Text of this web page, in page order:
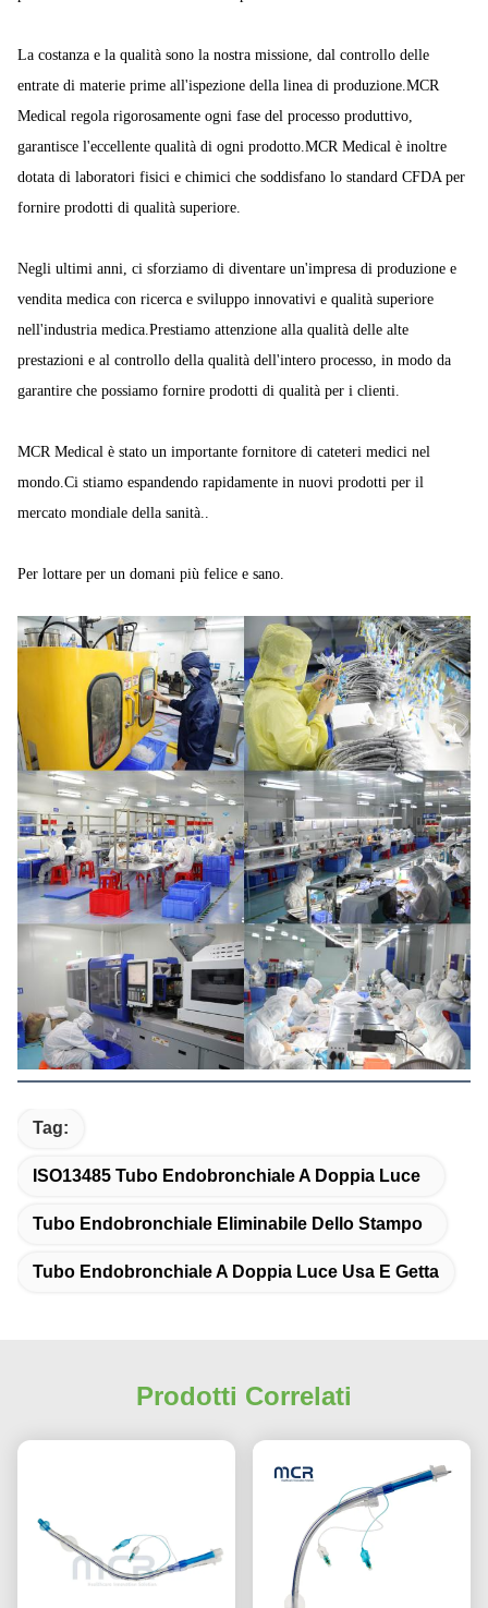
La costanza e la qualità sono la nostra missione, dal controllo delle
entrate di materie prime all'ispezione della linea di produzione.MCR
Medical regola rigorosamente ogni fase del processo produttivo,
garantisce l'eccellente qualità di ogni prodotto.MCR Medical è inoltre
dotata di laboratori fisici e chimici che soddisfano lo standard CFDA per
fornire prodotti di qualità superiore.
Negli ultimi anni, ci sforziamo di diventare un'impresa di produzione e
vendita medica con ricerca e sviluppo innovativi e qualità superiore
nell'industria medica.Prestiamo attenzione alla qualità delle alte
prestazioni e al controllo della qualità dell'intero processo, in modo da
garantire che possiamo fornire prodotti di qualità per i clienti.
MCR Medical è stato un importante fornitore di cateteri medici nel
mondo.Ci stiamo espandendo rapidamente in nuovi prodotti per il
mercato mondiale della sanità..
Per lottare per un domani più felice e sano.
Tag:
ISO13485 Tubo Endobronchiale A Doppia Luce
Tubo Endobronchiale Eliminabile Dello Stampo
Tubo Endobronchiale A Doppia Luce Usa E Getta
Prodotti Correlati